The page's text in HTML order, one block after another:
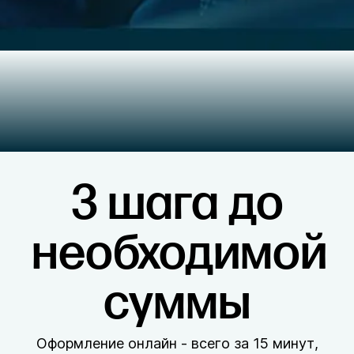
3 шага до
необходимой
суммы
Оформление онлайн - всего за 15 минут,